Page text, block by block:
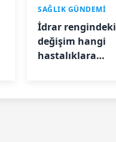
SAĞLIK GÜNDEMİ
İdrar rengindeki
değişim hangi
hastalıklara